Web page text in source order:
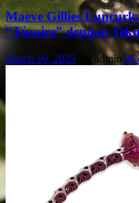
Maeve Gillies
“Tùsaire” dengan
March 10, 2025 By admin 0